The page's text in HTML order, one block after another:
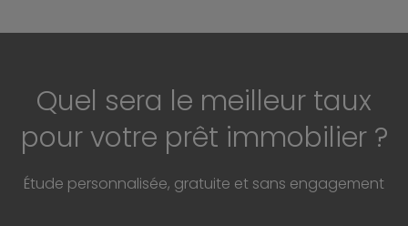
Quel sera le meilleur taux
pour votre prêt immobilier ?
Étude personnalisée, gratuite et sans engagement